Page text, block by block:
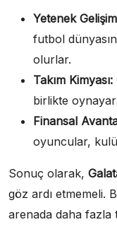
Yetenek
futbol
olurlar.
Takım Kimyası:
birlikte
Finansal
oyuncular,
Sonuç olarak,
göz ardı etmemeli.
arenada daha fazla